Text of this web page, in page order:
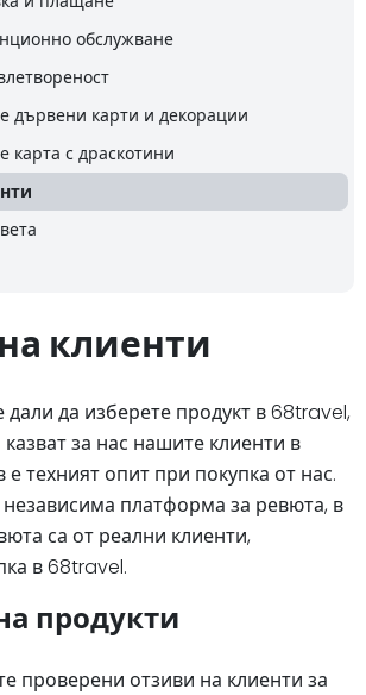
обслужване
дървени карти и декорации
карта с драскотини
клиенти
дали да изберете продукт в 68travel,
за нас нашите клиенти в
е техният опит при покупка от нас.
платформа за ревюта, в
са от реални клиенти,
в 68travel.
продукти
проверени отзиви на клиенти за